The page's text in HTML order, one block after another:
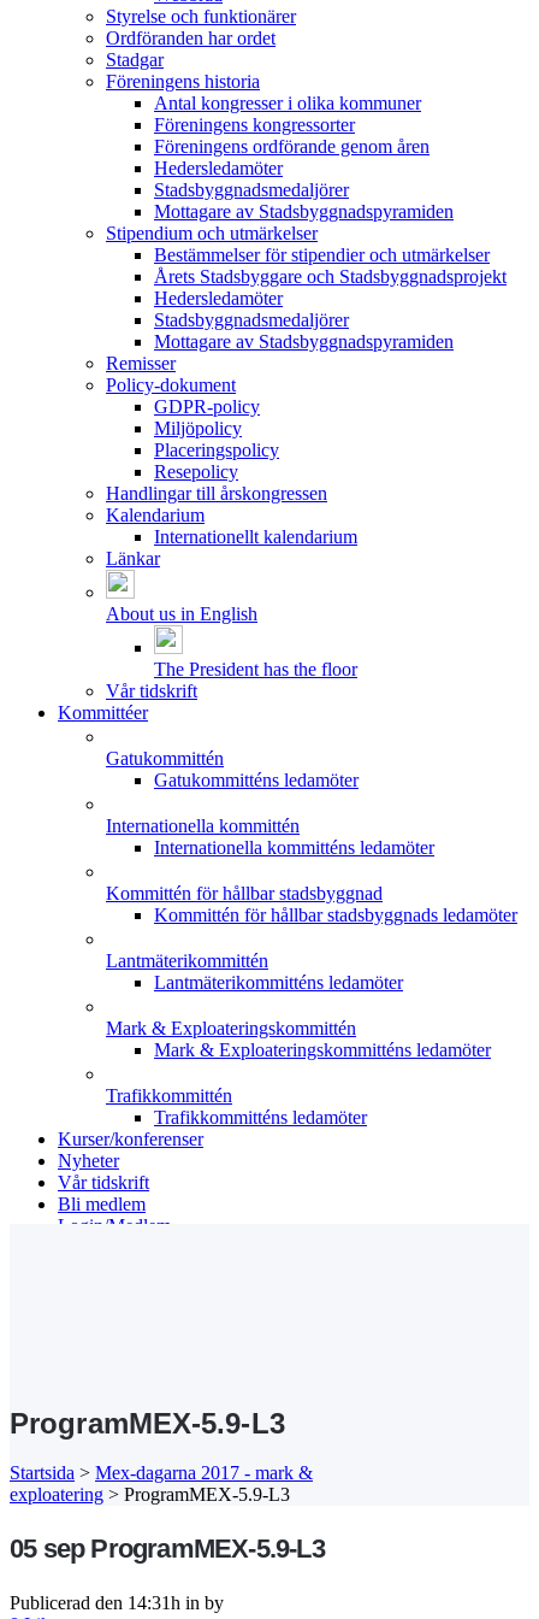
Styrelse och funktionärer
Ordföranden har ordet
Stadgar
Föreningens historia
Antal kongresser i olika kommuner
Föreningens kongressorter
Föreningens ordförande genom åren
Hedersledamöter
Stadsbyggnadsmedaljörer
Mottagare av Stadsbyggnadspyramiden
Stipendium och utmärkelser
Bestämmelser för stipendier och utmärkelser
Årets Stadsbyggare och Stadsbyggnadsprojekt
Hedersledamöter
Stadsbyggnadsmedaljörer
Mottagare av Stadsbyggnadspyramiden
Remisser
Policy-dokument
GDPR-policy
Miljöpolicy
Placeringspolicy
Resepolicy
Handlingar till årskongressen
Kalendarium
Internationellt kalendarium
Länkar
About us in English
The President has the floor
Vår tidskrift
Kommittéer
Gatukommittén
Gatukommitténs ledamöter
Internationella kommittén
Internationella kommitténs ledamöter
Kommittén för hållbar stadsbyggnad
Kommittén för hållbar stadsbyggnads ledamöter
Lantmäterikommittén
Lantmäterikommitténs ledamöter
Mark & Exploateringskommittén
Mark & Exploateringskommitténs ledamöter
Trafikkommittén
Trafikkommitténs ledamöter
Kurser/konferenser
Nyheter
Vår tidskrift
Bli medlem
Login/Medlem
ProgramMEX-5.9-L3
Startsida > Mex-dagarna 2017 - mark &
exploatering > ProgramMEX-5.9-L3
05 sepProgramMEX-5.9-L3
Publicerad den 14:31h in by